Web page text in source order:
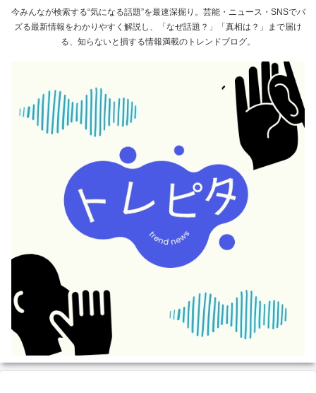
今みんなが検索する“気になる話題”を最速深掘り。芸能・ニュース・SNSでバ
ズる最新情報をわかりやすく解説し、「なぜ話題？」「真相は？」まで届け
る、知らないと損する情報満載のトレンドブログ。